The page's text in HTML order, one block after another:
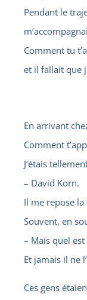
Pendant le
Comment tu
et il fallait que
En arrivant
Comment
J’étais
– David Korn.
Il me repose
Souvent, en
– Mais quel
Et jamais il ne
Ces gens